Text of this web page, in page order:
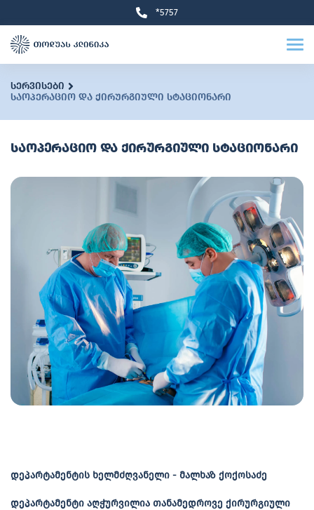
*5757
სერვისები
საოპერაციო და ქირურგიული სტაციონარი
საოპერაციო და ქირურგიული სტაციონარი
დეპარტამენტის ხელმძღვანელი - მალხაზ ქოქოსაძე
დეპარტამენტი აღჭურვილია თანამედროვე ქირურგიული